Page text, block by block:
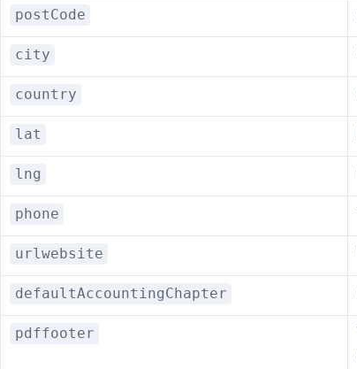
postCode
city
country
lat
lng
phone
urlwebsite
defaultAccountingChapter
pdffooter